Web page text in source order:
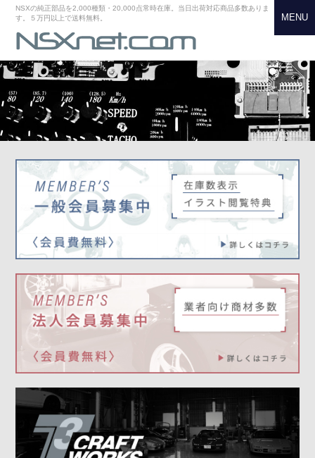
NSXの純正部品を2,000種類・20,000点常時在庫。当日出荷対応商品多数ありま
す。５万円以上で送料無料。
MENU